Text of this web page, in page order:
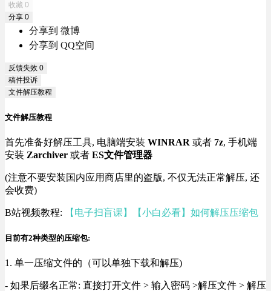
收藏 0
分享 0
分享到 微博
分享到 QQ空间
反馈失效 0
稿件投诉
文件解压教程
文件解压教程
首先准备好解压工具, 电脑端安装 WINRAR 或者 7z, 手机端
安装 Zarchiver 或者 ES文件管理器
(注意不要安装国内应用商店里的盗版, 不仅无法正常解压, 还
会收费)
B站视频教程: 【电子扫盲课】【小白必看】如何解压压缩包
目前有2种类型的压缩包:
1. 单一压缩文件的（可以单独下载和解压)
- 如果后缀名正常: 直接打开文件 > 输入密码 >解压文件 > 解压